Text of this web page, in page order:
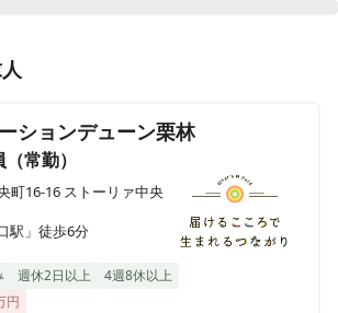
医心館府中
医心館加古川
北在家2315番地の1
医心館南草津
勤）
・オンコールなし◎月給37.8万円～◎看
常勤）
年12月オープン✨医療施設型ホスピス
/ 月給35万円～◎ / 残業1ケタ
ションデューン栗林
常勤）
町16-16 ストーリァ中央
駅」徒歩6分
週休2日以上
4週8休以上
円